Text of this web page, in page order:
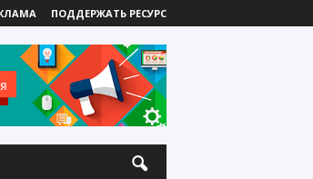
ПОДДЕРЖАТЬ РЕСУРС